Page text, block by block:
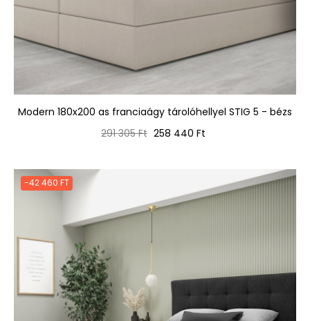
Modern 180x200 as franciaágy tárolóhellyel STIG 5 - bézs
Normál
291 305 Ft Ár
258 440 Ft
-42 460 FT